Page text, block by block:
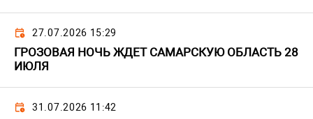
27.07.2026 15:29
ГРОЗОВАЯ НОЧЬ ЖДЕТ САМАРСКУЮ ОБЛАСТЬ 28
ИЮЛЯ
31.07.2026 11:42